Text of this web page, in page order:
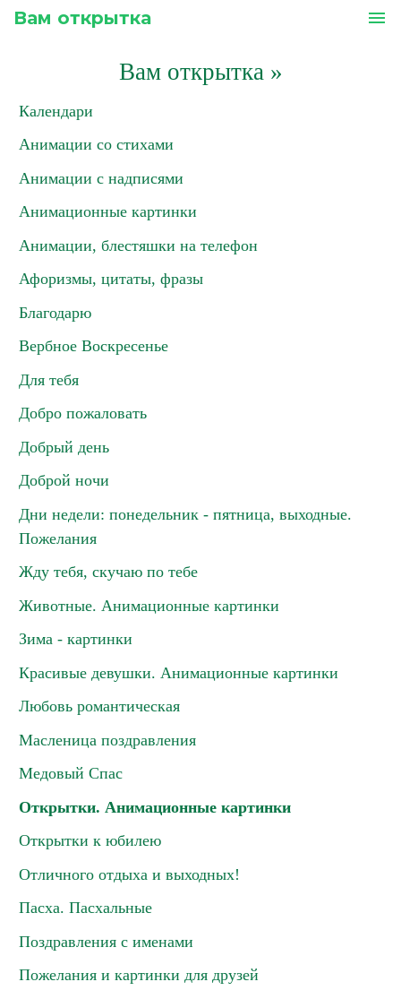
Вам открытка menu
Вам открытка»
Календари
Анимации со стихами
Анимации с надписями
Анимационные картинки
Анимации, блестяшки на телефон
Афоризмы, цитаты, фразы
Благодарю
Вербное Воскресенье
Для тебя
Добро пожаловать
Добрый день
Доброй ночи
Дни недели: понедельник - пятница, выходные.
Пожелания
Жду тебя, скучаю по тебе
Животные. Анимационные картинки
Зима - картинки
Красивые девушки. Анимационные картинки
Любовь романтическая
Масленица поздравления
Медовый Спас
Открытки. Анимационные картинки
Открытки к юбилею
Отличного отдыха и выходных!
Пасха. Пасхальные
Поздравления с именами
Пожелания и картинки для друзей